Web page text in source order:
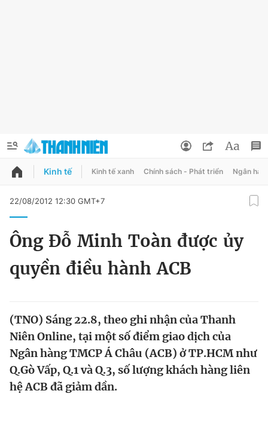
QUẢNG CÁO
Chuyên mục
Tin thị trường Tin 360
Video
Đổi mật khẩu
Tin đã lưu
Đăng xuất
Kinh tế Kinh tế xanh Chính sách - Phát triển Ngân
22/08/2012 12:30 GMT+7
Ông Đỗ Minh Toàn được ủy
quyền điều hành ACB
(TNO) Sáng 22.8, theo ghi nhận của Thanh
Niên Online, tại một số điểm giao dịch của
Ngân hàng TMCP Á Châu (ACB) ở TP.HCM như
Q.Gò Vấp, Q.1 và Q.3, số lượng khách hàng liên
hệ ACB đã giảm dần.